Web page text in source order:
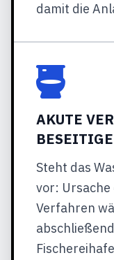
damit die
AKUTE
Steht das
vor: Ursache
Verfahren